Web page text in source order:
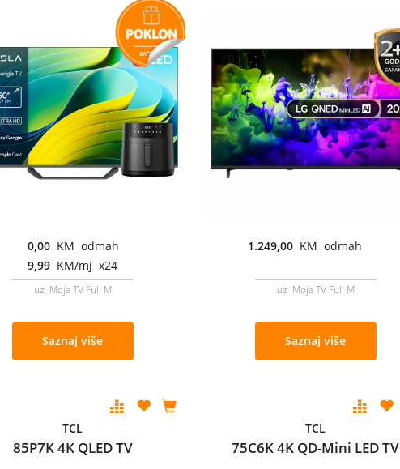
0,00 KM odmah
9,99 KM/mj x24
uz Moja TV Full M
Saznaj više
1.249,00 KM odmah
uz Moja TV Full M
Saznaj više
TCL
85P7K 4K QLED TV
TCL
75C6K 4K QD-Mini LED TV